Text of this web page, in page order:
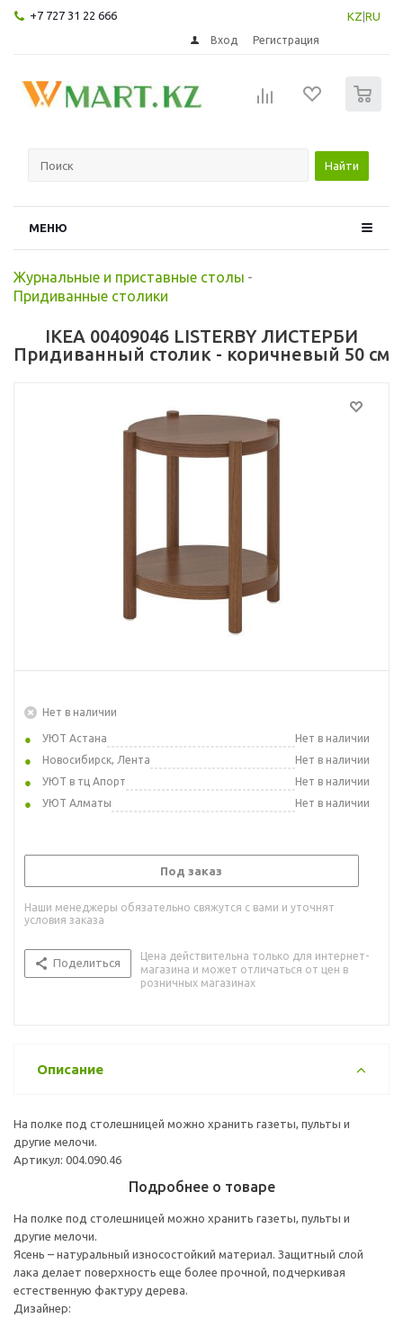
+7 727 31 22 666 KZ RU
Вход Регистрация
Найти
МЕНЮ
Журнальные и приставные столы -
Придиванные столики
IKEA 00409046 LISTERBY ЛИСТЕРБИ
Придиванный столик - коричневый 50 см
Нет в наличии
УЮТ Астана
Нет в наличии
Новосибирск, Лента
Нет в наличии
УЮТ в тц Апорт
Нет в наличии
УЮТ Алматы
Нет в наличии
Под заказ
Наши менеджеры обязательно свяжутся с вами и уточнят
условия заказа
Поделиться
Цена действительна только для интернет-
магазина и может отличаться от цен в
розничных магазинах
Описание
На полке под столешницей можно хранить газеты, пульты и
другие мелочи.
Артикул: 004.090.46
Подробнее о товаре
На полке под столешницей можно хранить газеты, пульты и
другие мелочи.
Ясень – натуральный износостойкий материал. Защитный слой
лака делает поверхность еще более прочной, подчеркивая
естественную фактуру дерева.
Дизайнер: